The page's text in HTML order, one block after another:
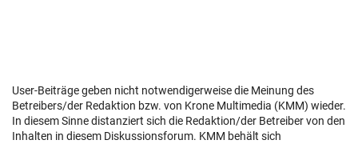
User-Beiträge geben nicht notwendigerweise die Meinung des
Betreibers/der Redaktion bzw. von Krone Multimedia (KMM) wieder.
In diesem Sinne distanziert sich die Redaktion/der Betreiber von den
Inhalten in diesem Diskussionsforum. KMM behält sich